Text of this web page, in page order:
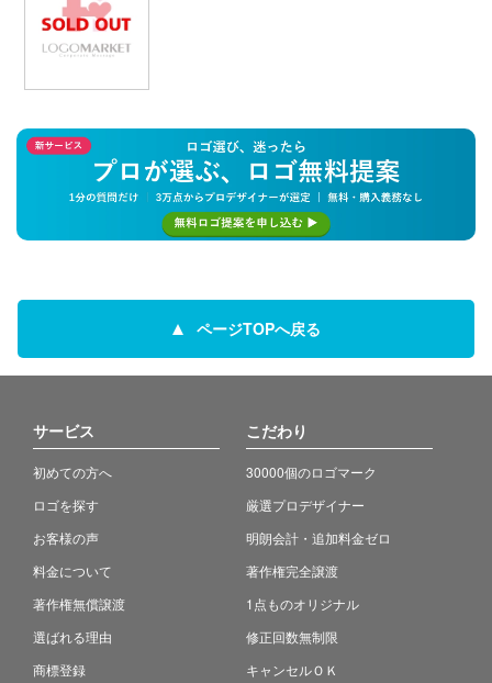
ページTOPへ戻る
サービス
初めての方へ
ロゴを探す
お客様の声
料金について
著作権無償譲渡
選ばれる理由
商標登録
こだわり
30000個のロゴマーク
厳選プロデザイナー
明朗会計・追加料金ゼロ
著作権完全譲渡
1点ものオリジナル
修正回数無制限
キャンセルＯＫ